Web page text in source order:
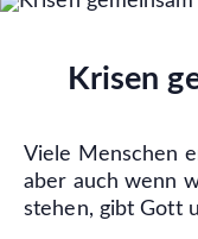
Krisen
Viele Menschen
aber auch wenn
stehen, gibt Gott